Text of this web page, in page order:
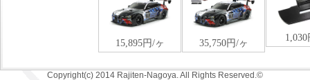
Copyright(c) 2014 Rajiten-Nagoya. All Rights Reserved.©